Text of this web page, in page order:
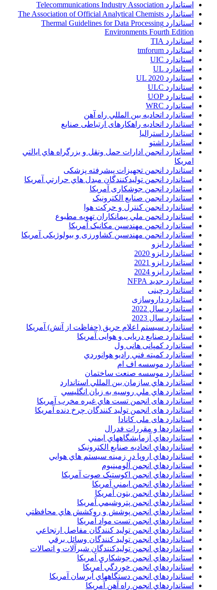
استاندارد Telecommunications Industry Association
استاندارد The Association of Official Analytical Chemists
استاندارد Thermal Guidelines for Data Processing
Environments Fourth Edition
استاندارد TIA
استاندارد tmforum
استاندارد UIC
استاندارد UL
استاندارد UL 2020
استاندارد ULC
استاندارد UOP
استاندارد WRC
استاندارد اتحاديه بين المللي راه آهن
استاندارد اتحادیه راهکارهای ارتباطی صنایع
استاندارد استرالیا
استاندارد اشتو
استاندارد انجمن ادارات حمل ونقل و بزرگراه هاي ايالتي
امريکا
استاندارد انجمن تجهیزات پیشرفته پزشکی
استاندارد انجمن توليدکنندگان مبدل هاي حرارتي آمريکا
استاندارد انجمن جوشکاری آمریکا
استاندارد انجمن صنايع الکترونيک
استاندارد انجمن کنترل و حرکت هوا
استاندارد انجمن ملي پيمانکاران تهويه مطبوع
استاندارد انجمن مهندسين مکانيک آمريکا
استاندارد انجمن مهندسین کشاورزی و بیولوژیکی آمریکا
استاندارد ایزو
استاندارد ایزو 2020
استاندارد ایزو 2021
استاندارد ایزو 2024
استاندارد جدید NFPA
استاندارد چینی
استاندارد داروسازی
استاندارد سال 2022
استاندارد سال 2023
استاندارد سیستم اعلام حریق (حفاظت از آتش) آمریکا
استاندارد صنایع دریایی و هوایی آمریکا
استاندارد کمپانی هانی ول
استاندارد کميته فني راديو هوانوردي
استاندارد موسسه اف ام
استاندارد موسسه صنعت ساختمان
استاندارد هاي سازمان بين المللي استاندارد
استاندارد هاي ملي روسيه به زبان انگليسي
استاندارد های انجمن تست هاي غيره مخرب آمريکا
استاندارد های انجمن توليد کنندگان چرخ دنده آمريکا
استاندارد های ملی کانادا
استانداردها و مقررات فدرال
استانداردهاي آزمايشگاههاي ايمني
استانداردهاي اتحاديه صنايع الکترونبک
استانداردهاي اروپا در زمينه سيستم هاي هوايي
استانداردهاي انجمن آلومينيوم
استانداردهاي انجمن اکوستيک صوت آمريکا
استانداردهاي انجمن ايمني آمريکا
استانداردهاي انجمن بتون آمريکا
استانداردهاي انجمن پتروشيمي آمريکا
استانداردهاي انجمن پوشش و روکشش هاي محافظتي
استانداردهاي انجمن تست مواد آمريکا
استانداردهاي انجمن توليد کنندگان مفاصل ارتجاعي
استانداردهاي انجمن توليد کنندگان وسائل برقي
استانداردهاي انجمن توليدکنندگان شيرآلات و اتصالات
استانداردهاي انجمن جوشکاري آمريکا
استانداردهاي انجمن خوردگي آمريکا
استانداردهاي انجمن دستگاههاي آبرسان آمريکا
استانداردهاي انجمن راه آهن آمريکا